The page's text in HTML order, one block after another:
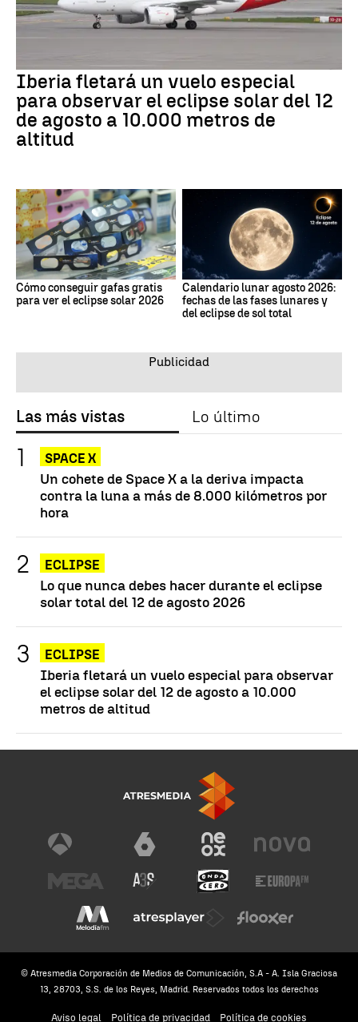
Iberia fletará un vuelo especial
para observar el eclipse solar del 12
de agosto a 10.000 metros de
altitud
Cómo conseguir gafas gratis
para ver el eclipse solar 2026
Calendario lunar agosto 2026:
fechas de las fases lunares y
del eclipse de sol total
Las más vistas Lo último
SPACE X
Un cohete de Space X a la deriva impacta
contra la luna a más de 8.000 kilómetros por
hora
ECLIPSE
Lo que nunca debes hacer durante el eclipse
solar total del 12 de agosto 2026
ECLIPSE
Iberia fletará un vuelo especial para observar
el eclipse solar del 12 de agosto a 10.000
metros de altitud
© Atresmedia Corporación de Medios de Comunicación, S.A - A. Isla Graciosa
13, 28703, S.S. de los Reyes, Madrid. Reservados todos los derechos
Aviso legal Política de privacidad Política de cookies